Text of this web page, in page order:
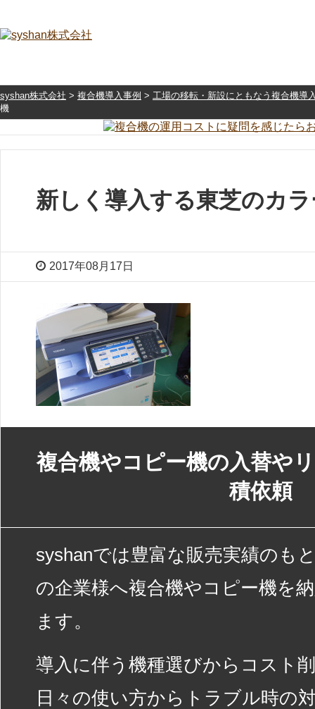
syshan株式会社 > 複合機導入事例 > 工場の移転・新設にともなう複合機導
機
新しく導入する東芝のカ
2017年08月17日
複合機やコピー機の入替や
積依頼
syshanでは豊富な販売実績のも
の企業様へ複合機やコピー機を
ます。
導入に伴う機種選びからコスト
日々の使い方からトラブル時の